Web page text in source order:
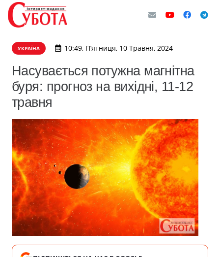
УКРАЇНА 10:49, П’ятниця, 10 Травня, 2024
Насувається потужна магнітна
буря: прогноз на вихідні, 11-12
травня